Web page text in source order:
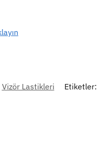
Vizör Lastikleri Etiketler: